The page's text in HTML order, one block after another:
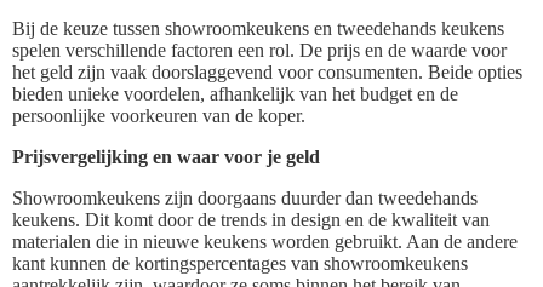
Bij de keuze tussen showroomkeukens en tweedehands keukens
spelen verschillende factoren een rol. De prijs en de waarde voor
het geld zijn vaak doorslaggevend voor consumenten. Beide opties
bieden unieke voordelen, afhankelijk van het budget en de
persoonlijke voorkeuren van de koper.
Prijsvergelijking en waar voor je geld
Showroomkeukens zijn doorgaans duurder dan tweedehands
keukens. Dit komt door de trends in design en de kwaliteit van
materialen die in nieuwe keukens worden gebruikt. Aan de andere
kant kunnen de kortingspercentages van showroomkeukens